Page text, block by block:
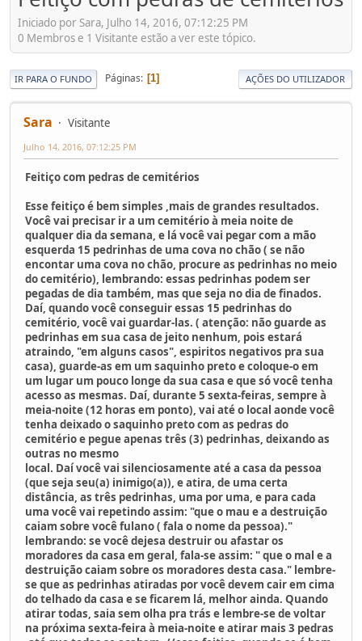
Iniciado por Sara, Julho 14, 2016, 07:12:25 PM
0 Membros e 1 Visitante estão a ver este tópico.
IR PARA O FUNDO Páginas 1 AÇÕES DO UTILIZADOR
Sara Visitante
Julho 14, 2016, 07:12:25 PM
Feitiço com pedras de cemitérios
Esse feitiço é bem simples ,mais de grandes resultados.
Você vai precisar ir a um cemitério à meia noite de
qualquer dia da semana, e lá você vai pegar com a mão
esquerda 15 pedrinhas de uma cova no chão ( se não
encontar uma cova no chão, procure as pedrinhas no meio
do cemitério), lembrando: essas pedrinhas podem ser
pegadas de dia também, mas que seja no dia de finados.
Daí, quando você conseguir essas 15 pedrinhas do
cemitério, você vai guardar-las. ( atenção: não guarde as
pedrinhas em sua casa de jeito nenhum, pois estará
atraindo, "em alguns casos", espiritos negativos pra sua
casa), guarde-as em um saquinho preto e coloque-o em
um lugar um pouco longe da sua casa e que só você tenha
acesso as mesmas. Daí, durante 5 sexta-feiras, sempre à
meia-noite (12 horas em ponto), vai até o local aonde você
tenha deixado o saquinho preto com as pedras do
cemitério e pegue apenas três (3) pedrinhas, deixando as
outras no mesmo
local. Daí você vai silenciosamente até a casa da pessoa
(que seja seu(a) inimigo(a)), e atira, de uma certa
distância, as três pedrinhas, uma por uma, e para cada
uma você vai repetindo assim: "que o mau e a destruição
caiam sobre você fulano ( fala o nome da pessoa)."
lembrando: se você dejesa destruir ou afastar os
moradores da casa em geral, fala-se assim: " que o mal e a
destruição caiam sobre os moradores desta casa." lembre-
se que as pedrinhas atiradas por você devem cair em cima
do telhado da casa e se ficarem lá, melhor ainda. Quando
atirar todas, saia sem olha pra trás e lembre-se de voltar
na próxima sexta-feira à meia-noite e atirar mais 3 pedras